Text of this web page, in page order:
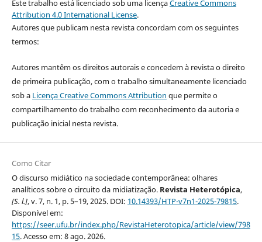
Este trabalho está licenciado sob uma licençaCreative Commons
Attribution 4.0 International License.
Autores que publicam nesta revista concordam com os seguintes
termos:
Autores mantêm os direitos autorais e concedem à revista o direito
de primeira publicação, com o trabalho simultaneamente licenciado
sob a Licença Creative Commons Attribution que permite o
compartilhamento do trabalho com reconhecimento da autoria e
publicação inicial nesta revista.
Como Citar
O discurso midiático na sociedade contemporânea: olhares
analíticos sobre o circuito da midiatização. Revista Heterotópica,
[S. l.], v. 7, n. 1, p. 5–19, 2025. DOI: 10.14393/HTP-v7n1-2025-79815.
Disponível em:
https://seer.ufu.br/index.php/RevistaHeterotopica/article/view/798
15. Acesso em: 8 ago. 2026.